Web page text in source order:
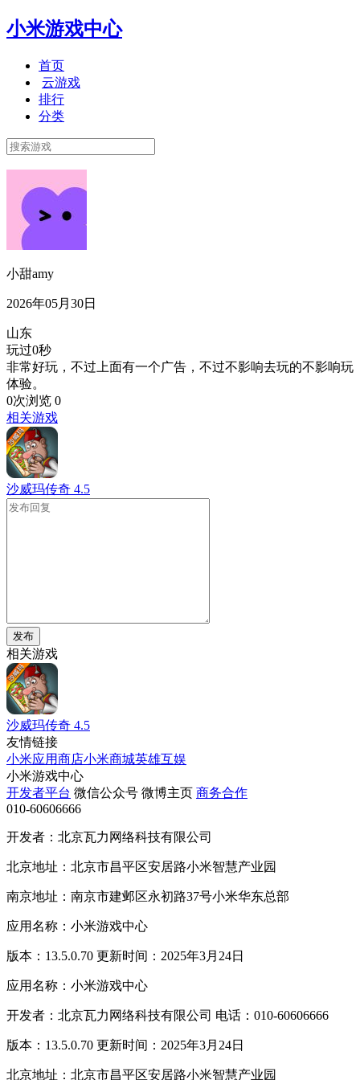
小米游戏中心
首页
云游戏
排行
分类
小甜amy
2026年05月30日
山东
玩过0秒
非常好玩，不过上面有一个广告，不过不影响去玩的不影响玩
体验。
0次浏览 0
相关游戏
沙威玛传奇 4.5
发布
相关游戏
沙威玛传奇 4.5
友情链接
小米应用商店小米商城英雄互娱
小米游戏中心
开发者平台 微信公众号 微博主页 商务合作
010-60606666
开发者：北京瓦力网络科技有限公司
北京地址：北京市昌平区安居路小米智慧产业园
南京地址：南京市建邺区永初路37号小米华东总部
应用名称：小米游戏中心
版本：13.5.0.70 更新时间：2025年3月24日
应用名称：小米游戏中心
开发者：北京瓦力网络科技有限公司 电话：010-60606666
版本：13.5.0.70 更新时间：2025年3月24日
北京地址：北京市昌平区安居路小米智慧产业园